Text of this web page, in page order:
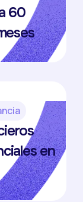
60
en